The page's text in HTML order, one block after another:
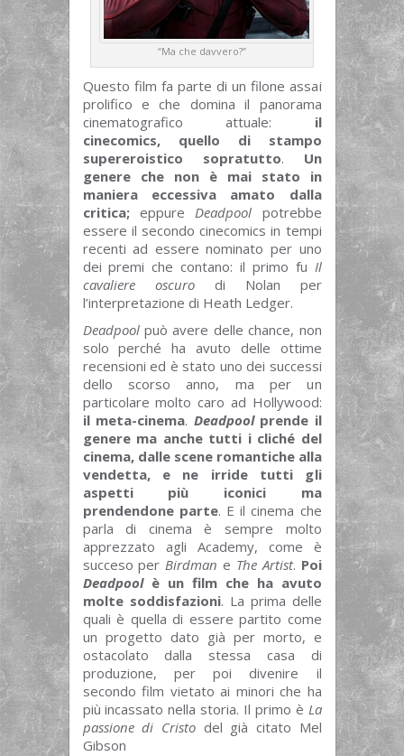
“Ma che davvero?”
Questo film fa parte di un filone assai
prolifico e che domina il panorama
cinematografico attuale: il
cinecomics, quello di stampo
supereroistico sopratutto. Un
genere che non è mai stato in
maniera eccessiva amato dalla
critica;eppureDeadpool potrebbe
essere il secondo cinecomics in tempi
recenti ad essere nominato per uno
dei premi che contano: il primo fu Il
cavaliere oscurodi Nolan per
l’interpretazione di Heath Ledger.
Deadpoolpuò avere delle chance, non
solo perché ha avuto delle ottime
recensioni ed è stato uno dei successi
dello scorso anno, ma per un
particolare molto caro ad Hollywood:
il meta-cinema. Deadpoolprende il
genere ma anche tutti i cliché del
cinema, dalle scene romantiche alla
vendetta, e ne irride tutti gli
aspetti più iconici ma
prendendone parte. E il cinema che
parla di cinema è sempre molto
apprezzato agli Academy, come è
succeso perBirdman e The Artist. Poi
Deadpoolè un film che ha avuto
molte soddisfazioni. La prima delle
quali è quella di essere partito come
un progetto dato già per morto, e
ostacolato dalla stessa casa di
produzione, per poi divenire il
secondo film vietato ai minori che ha
più incassato nella storia. Il primo è La
passione di Cristodel già citato Mel
Gibson